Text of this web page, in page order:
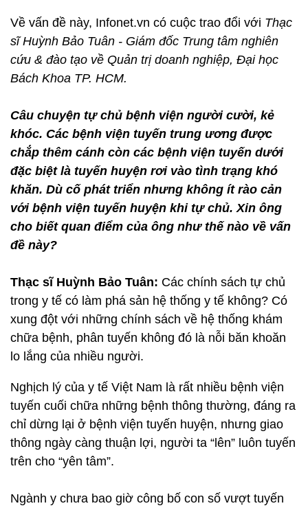
Về vấn đề này, Infonet.vn có cuộc trao đổi với Thạc
sĩ Huỳnh Bảo Tuân - Giám đốc Trung tâm nghiên
cứu & đào tạo về Quản trị doanh nghiệp, Đại học
Bách Khoa TP. HCM.
Câu chuyện tự chủ bệnh viện người cười, kẻ
khóc. Các bệnh viện tuyến trung ương được
chắp thêm cánh còn các bệnh viện tuyến dưới
đặc biệt là tuyến huyện rơi vào tình trạng khó
khăn. Dù cố phát triển nhưng không ít rào cản
với bệnh viện tuyến huyện khi tự chủ. Xin ông
cho biết quan điểm của ông như thế nào về vấn
đề này?
Thạc sĩ Huỳnh Bảo Tuân: Các chính sách tự chủ
trong y tế có làm phá sản hệ thống y tế không? Có
xung đột với những chính sách về hệ thống khám
chữa bệnh, phân tuyến không đó là nỗi băn khoăn
lo lắng của nhiều người.
Nghịch lý của y tế Việt Nam là rất nhiều bệnh viện
tuyến cuối chữa những bệnh thông thường, đáng ra
chỉ dừng lại ở bệnh viện tuyến huyện, nhưng giao
thông ngày càng thuận lợi, người ta “lên” luôn tuyến
trên cho “yên tâm”.
Ngành y chưa bao giờ công bố con số vượt tuyến